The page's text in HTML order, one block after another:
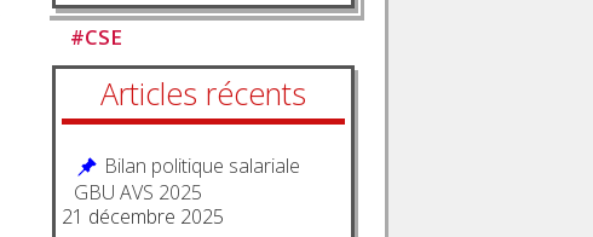
#CSE
Articles récents
Bilan politique salariale
GBU AVS 2025
21 décembre 2025